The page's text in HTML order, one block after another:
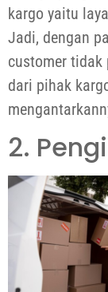
kargo yaitu
Jadi, dengan
customer tidak
dari pihak
2.